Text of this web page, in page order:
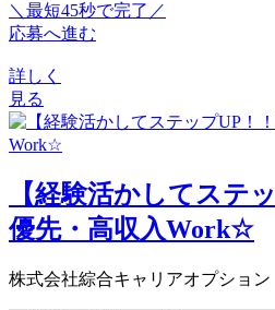
＼最短45秒で完了／
応募へ進む
詳しく
見る
【経験活かしてステ
優先・高収入Work☆
株式会社綜合キャリアオプション